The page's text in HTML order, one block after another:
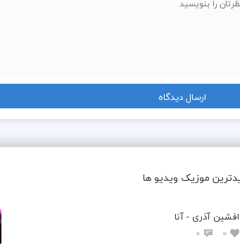
موزیک ویدیو ها
افشین آذری - آنا
0
0